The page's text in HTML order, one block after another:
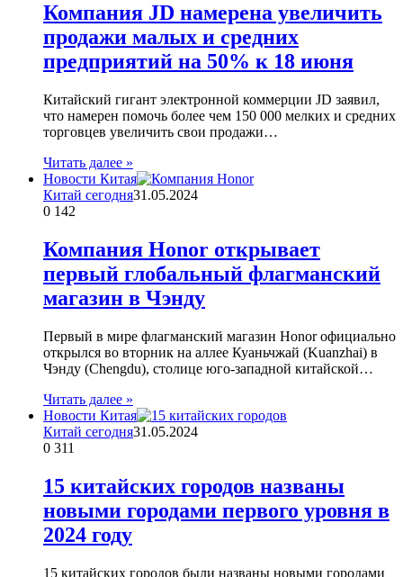
Компания JD намерена увеличить
продажи малых и средних
предприятий на 50% к 18 июня
Китайский гигант электронной коммерции JD заявил,
что намерен помочь более чем 150 000 мелких и средних
торговцев увеличить свои продажи…
Читать далее »
Новости Китая
Китай сегодня31.05.2024
0 142
Компания Honor открывает
первый глобальный флагманский
магазин в Чэнду
Первый в мире флагманский магазин Honor официально
открылся во вторник на аллее Куаньчжай (Kuanzhai) в
Чэнду (Chengdu), столице юго-западной китайской…
Читать далее »
Новости Китая
Китай сегодня31.05.2024
0 311
15 китайских городов названы
новыми городами первого уровня в
2024 году
15 китайских городов были названы новыми городами